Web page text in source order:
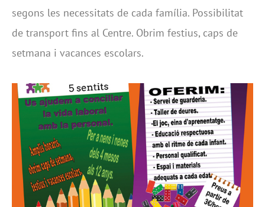
segons les necessitats de cada família. Possibilitat
de transport fins al Centre. Obrim festius, caps de
setmana i vacances escolars.